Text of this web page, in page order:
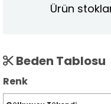
Ürün
Beden Tablosu
Renk